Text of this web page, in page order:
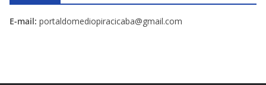
E-mail: portaldomediopiracicaba@gmail.com